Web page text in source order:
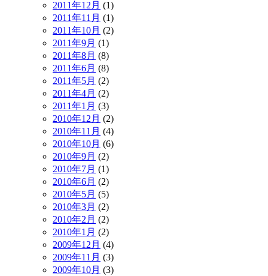
2011年12月 (1)
2011年11月 (1)
2011年10月 (2)
2011年9月 (1)
2011年8月 (8)
2011年6月 (8)
2011年5月 (2)
2011年4月 (2)
2011年1月 (3)
2010年12月 (2)
2010年11月 (4)
2010年10月 (6)
2010年9月 (2)
2010年7月 (1)
2010年6月 (2)
2010年5月 (5)
2010年3月 (2)
2010年2月 (2)
2010年1月 (2)
2009年12月 (4)
2009年11月 (3)
2009年10月 (3)